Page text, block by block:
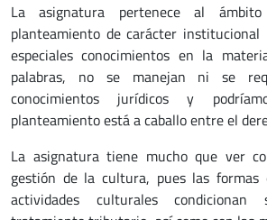
La asignatura pertenece al
planteamiento de carácter
especiales conocimientos en la
palabras, no se manejan ni se
conocimientos jurídicos y
planteamiento está a caballo entre el
La asignatura tiene mucho que ver
gestión de la cultura, pues las formas
actividades culturales